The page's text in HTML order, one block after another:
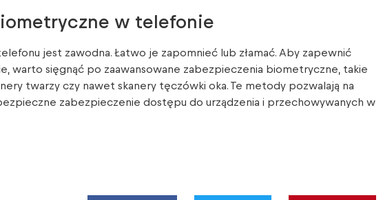
w telefonie
jest zawodna. Łatwo je zapomnieć lub złamać. Aby zapewnić
warto sięgnąć po zaawansowane zabezpieczenia biometryczne, takie
twarzy czy nawet skanery tęczówki oka. Te metody pozwalają na
zabezpieczenie dostępu do urządzenia i przechowywanych w